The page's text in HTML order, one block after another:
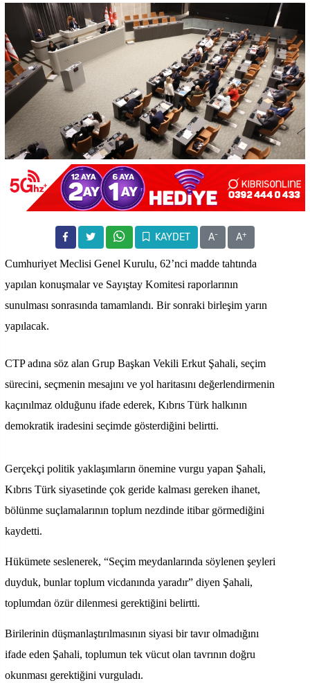
KAYDET A- A+
Cumhuriyet Meclisi Genel Kurulu, 62’nci madde tahtında
yapılan konuşmalar ve Sayıştay Komitesi raporlarının
sunulması sonrasında tamamlandı. Bir sonraki birleşim yarın
yapılacak.
CTP adına söz alan Grup Başkan Vekili Erkut Şahali, seçim
sürecini, seçmenin mesajını ve yol haritasını değerlendirmenin
kaçınılmaz olduğunu ifade ederek, Kıbrıs Türk halkının
demokratik iradesini seçimde gösterdiğini belirtti.
Gerçekçi politik yaklaşımların önemine vurgu yapan Şahali,
Kıbrıs Türk siyasetinde çok geride kalması gereken ihanet,
bölünme suçlamalarının toplum nezdinde itibar görmediğini
kaydetti.
Hükümete seslenerek, “Seçim meydanlarında söylenen şeyleri
duyduk, bunlar toplum vicdanında yaradır” diyen Şahali,
toplumdan özür dilenmesi gerektiğini belirtti.
Birilerinin düşmanlaştırılmasının siyasi bir tavır olmadığını
ifade eden Şahali, toplumun tek vücut olan tavrının doğru
okunması gerektiğini vurguladı.